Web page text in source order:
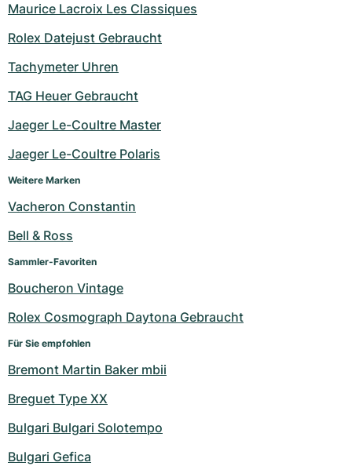
Maurice Lacroix Les Classiques
Rolex Datejust Gebraucht
Tachymeter Uhren
TAG Heuer Gebraucht
Jaeger Le-Coultre Master
Jaeger Le-Coultre Polaris
Weitere Marken
Vacheron Constantin
Bell & Ross
Sammler-Favoriten
Boucheron Vintage
Rolex Cosmograph Daytona Gebraucht
Für Sie empfohlen
Bremont Martin Baker mbii
Breguet Type XX
Bulgari Bulgari Solotempo
Bulgari Gefica